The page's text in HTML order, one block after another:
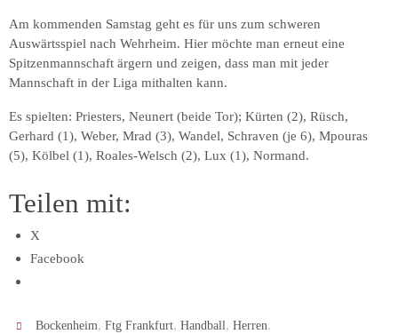
Am kommenden Samstag geht es für uns zum schweren
Auswärtsspiel nach Wehrheim. Hier möchte man erneut eine
Spitzenmannschaft ärgern und zeigen, dass man mit jeder
Mannschaft in der Liga mithalten kann.
Es spielten: Priesters, Neunert (beide Tor); Kürten (2), Rüsch,
Gerhard (1), Weber, Mrad (3), Wandel, Schraven (je 6), Mpouras
(5), Kölbel (1), Roales-Welsch (2), Lux (1), Normand.
Teilen mit:
X
Facebook
Bockenheim,Ftg Frankfurt,Handball,Herren.